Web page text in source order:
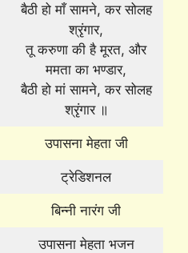
बैठी हो माँ सामने, कर सोलह
श्रृंगार,
तू करुणा की है मूरत, और
ममता का भण्डार,
बैठी हो मां सामने, कर सोलह
श्रृंगार ॥
उपासना मेहता जी
ट्रेडिशनल
बिन्नी नारंग जी
उपासना मेहता भजन